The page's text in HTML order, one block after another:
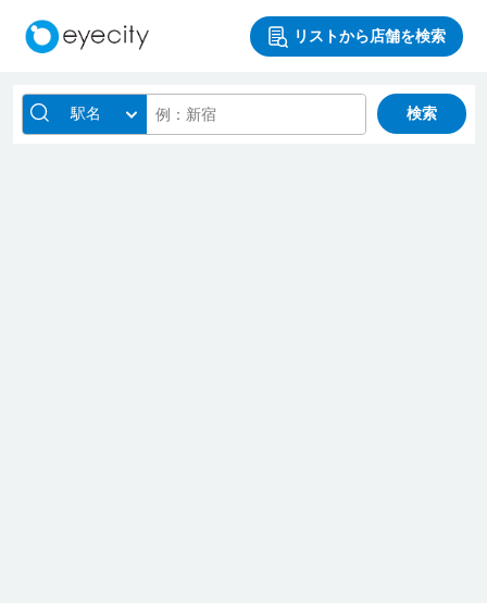
リストから店舗を検索
駅名 検索